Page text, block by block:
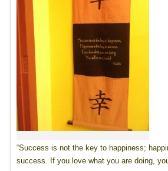
“Success is not the key to happiness;
success. If you love what you are doing,